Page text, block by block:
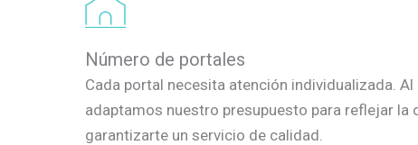
Número de portales
Cada portal necesita atención individualizada.
adaptamos nuestro presupuesto para reflejar la
garantizarte un servicio de calidad.